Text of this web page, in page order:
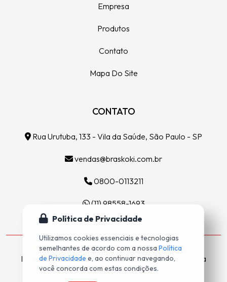
Empresa
Produtos
Contato
Mapa Do Site
CONTATO
Rua Urutuba, 133 - Vila da Saúde, São Paulo - SP
vendas@braskoki.com.br
0800-0113211
(11) 98558-1693
Indústria de Ferramentas Diamantadas do Brasil Ltda
2026 - Todos os Direitos Reservados
Política de Privacidade
Utilizamos cookies essenciais e tecnologias
semelhantes de acordo com a nossa Política
de Privacidade e, ao continuar navegando,
você concorda com estas condições.